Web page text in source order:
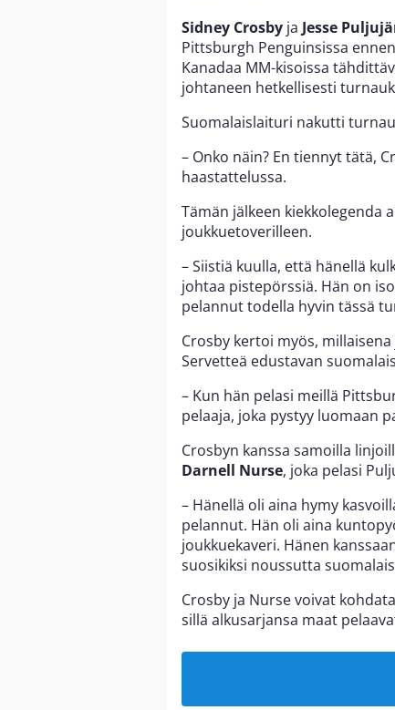
Sidney Crosby ja Jesse
Pittsburgh Penguinsissa
Kanadaa MM-kisoissa
johtaneen hetkellisesti
Suomalaislaituri nakutti
– Onko näin? En tiennyt tätä,
haastattelussa.
Tämän jälkeen
joukkuetoverilleen.
– Siistiä kuulla, että hänellä
johtaa pistepörssiä. Hän on
pelannut todella hyvin tässä
Crosby kertoi myös,
Servetteä edustavan
– Kun hän pelasi meillä
pelaaja, joka pystyy luomaan
Crosbyn kanssa samoilla
Darnell Nurse, joka pelasi
– Hänellä oli aina hymy
pelannut. Hän oli aina
joukkuekaveri. Hänen
suosikiksi noussutta
Crosby ja Nurse voivat
sillä alkusarjansa maat